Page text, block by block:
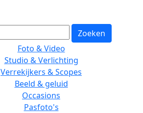
Zoeken
Foto & Video
Studio & Verlichting
Verrekijkers & Scopes
Beeld & geluid
Occasions
Pasfoto's